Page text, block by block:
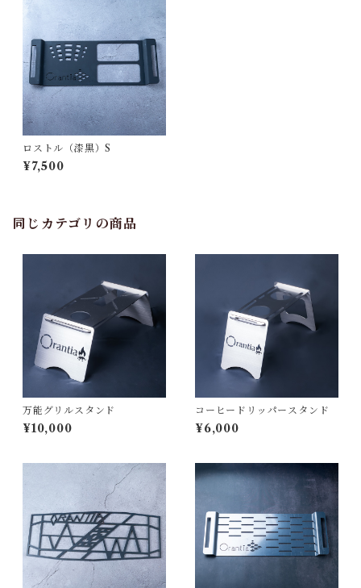
ロストル（漆黒）S
¥7,500
同じカテゴリの商品
万能グリルスタンド
¥10,000
コーヒードリッパースタンド
¥6,000